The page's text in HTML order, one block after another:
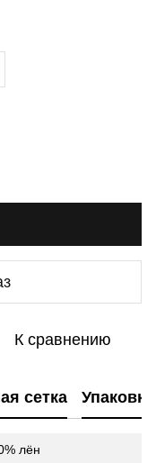
К сравнению
сетка Упаковка
лён